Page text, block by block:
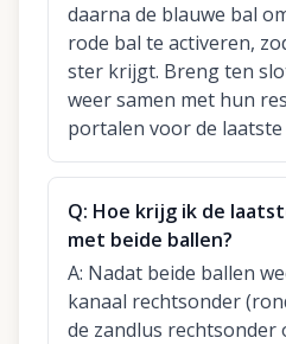
daarna de blauwe bal
rode bal te activeren,
ster krijgt. Breng ten
weer samen met hun
portalen voor de
Q: Hoe krijg ik de
met beide ballen?
A: Nadat beide ballen
kanaal rechtsonder
de zandlus rechtsonder